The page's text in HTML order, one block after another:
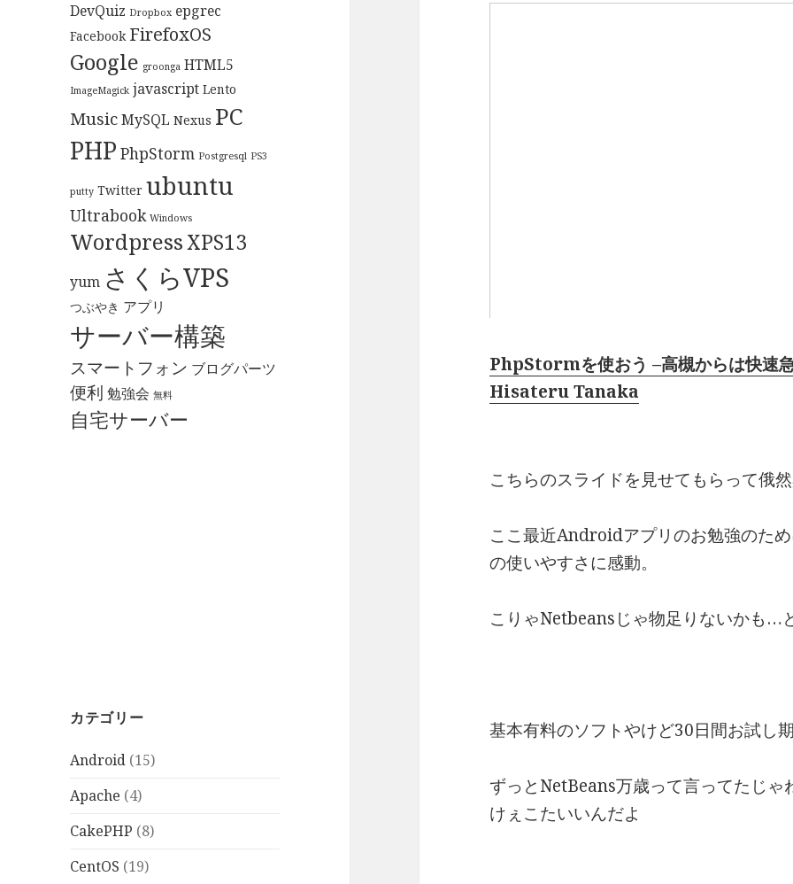
DevQuiz Dropbox epgrec
Facebook FirefoxOS
Google groonga HTML5
ImageMagick javascript Lento
MusicMySQL Nexus PC
PHP PhpStorm Postgresql PS3
putty Twitter ubuntu
Ultrabook Windows
WordpressXPS13
yum さくらVPS
つぶやき アプリ
サーバー構築
スマートフォン ブログパーツ
便利 勉強会 無料
自宅サーバー
カテゴリー
Android (15)
Apache (4)
CakePHP (8)
CentOS (19)
PhpStormを使おう –高槻からは快速
Hisateru Tanaka
こちらのスライドを見せてもらって俄
ここ最近Androidアプリのお勉強のた
の使いやすさに感動。
こりゃNetbeansじゃ物足りないかも…
基本有料のソフトやけど30日間お試し
ずっとNetBeans万歳って言ってたじ
けぇこたいいんだよ